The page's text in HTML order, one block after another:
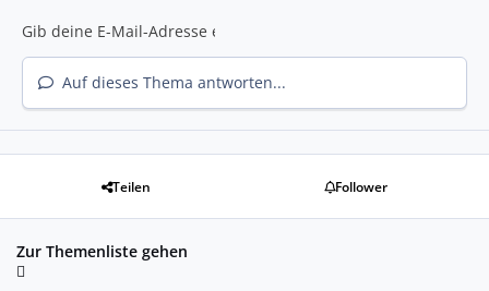
Auf dieses Thema antworten...
Teilen Follower
Zur Themenliste gehen